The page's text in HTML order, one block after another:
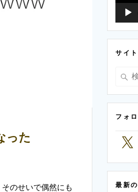
った
のせいで偶然にも
ー
サイ
検
フォ
X
最新